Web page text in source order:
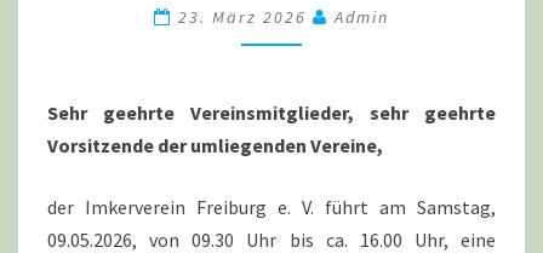
FREIBURG
AM
23. März 2026 Admin
Sehr geehrte Vereinsmitglieder, sehr geehrte
Vorsitzende der umliegenden Vereine,
der Imkerverein Freiburg e. V. führt am Samstag,
09.05.2026, von 09.30 Uhr bis ca. 16.00 Uhr, eine